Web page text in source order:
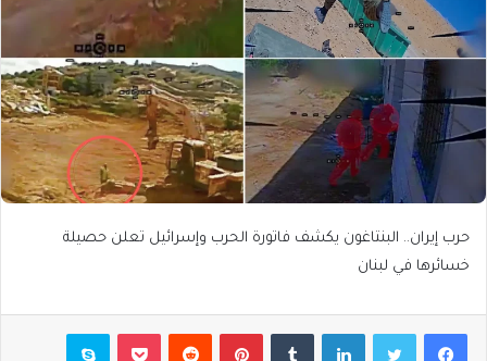
حرب إيران.. البنتاغون يكشف فاتورة الحرب وإسرائيل تعلن حصيلة
خسائرها في لبنان
فيسبوكتويتر لينكدإن بينتيريست بوكيت سكايب